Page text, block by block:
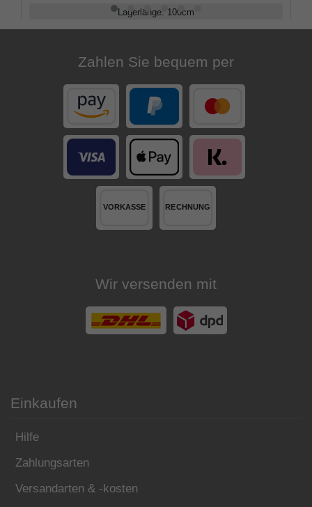
Lagerlänge: 100cm
Zahlen Sie bequem per
Wir versenden mit
Einkaufen
Hilfe
Zahlungsarten
Versandarten & -kosten